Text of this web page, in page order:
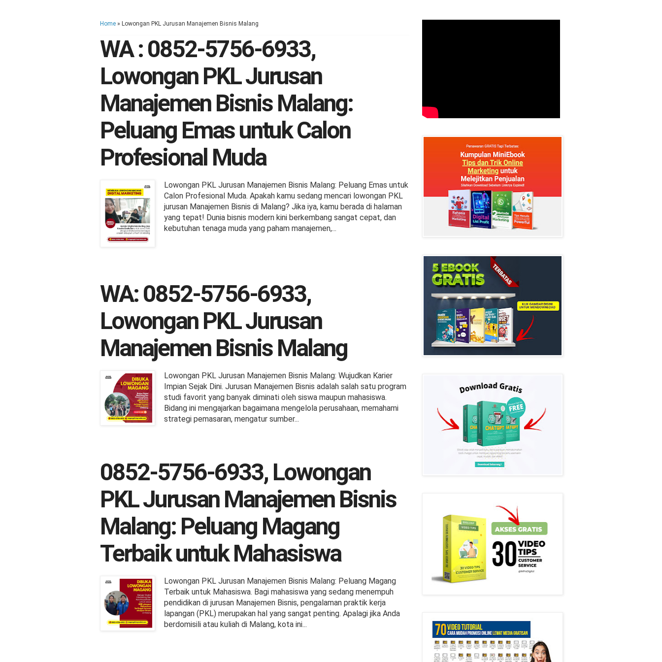
Home » Lowongan PKL Jurusan Manajemen Bisnis Malang
WA : 0852-5756-6933,
Lowongan PKL Jurusan
Manajemen Bisnis Malang:
Peluang Emas untuk Calon
Profesional Muda
Lowongan PKL Jurusan Manajemen Bisnis Malang: Peluang Emas untuk
Calon Profesional Muda. Apakah kamu sedang mencari lowongan PKL
jurusan Manajemen Bisnis di Malang? Jika iya, kamu berada di halaman
yang tepat! Dunia bisnis modern kini berkembang sangat cepat, dan
kebutuhan tenaga muda yang paham manajemen,...
WA: 0852-5756-6933,
Lowongan PKL Jurusan
Manajemen Bisnis Malang
Lowongan PKL Jurusan Manajemen Bisnis Malang: Wujudkan Karier
Impian Sejak Dini. Jurusan Manajemen Bisnis adalah salah satu program
studi favorit yang banyak diminati oleh siswa maupun mahasiswa.
Bidang ini mengajarkan bagaimana mengelola perusahaan, memahami
strategi pemasaran, mengatur sumber...
0852-5756-6933, Lowongan
PKL Jurusan Manajemen Bisnis
Malang: Peluang Magang
Terbaik untuk Mahasiswa
Lowongan PKL Jurusan Manajemen Bisnis Malang: Peluang Magang
Terbaik untuk Mahasiswa. Bagi mahasiswa yang sedang menempuh
pendidikan di jurusan Manajemen Bisnis, pengalaman praktik kerja
lapangan (PKL) merupakan hal yang sangat penting. Apalagi jika Anda
berdomisili atau kuliah di Malang, kota ini...